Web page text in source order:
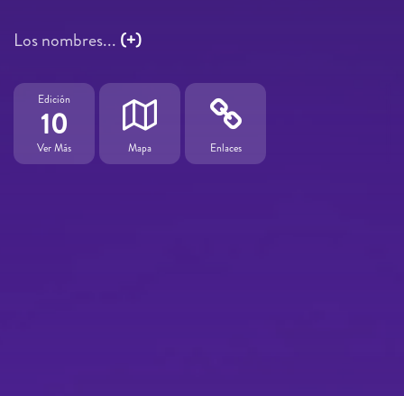
Los nombres... (+)
Edición
10
Ver Más Mapa Enlaces